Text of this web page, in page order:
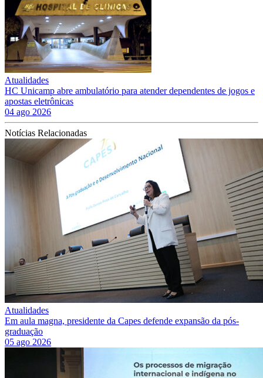
Atualidades
HC Unicamp abre ambulatório para atender dependentes de jogos e
apostas eletrônicas
04 ago 2026
Notícias Relacionadas
Atualidades
Em aula magna, presidente da Capes defende expansão da pós-
graduação
05 ago 2026